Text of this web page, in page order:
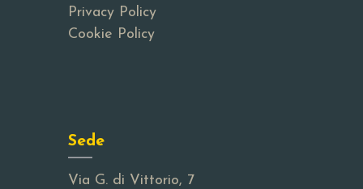
Privacy Policy
Cookie Policy
Sede
Via G. di Vittorio, 7